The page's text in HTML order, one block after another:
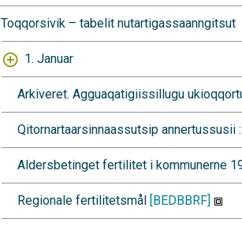
Toqqorsivik – tabelit nutartigassaanngitsut
1. Januar
Arkiveret. Agguaqatigiissillugu
Qitornartaarsinnaassutsip
Aldersbetinget fertilitet i kommunerne
Regionale fertilitetsmål [BEDBBRF]